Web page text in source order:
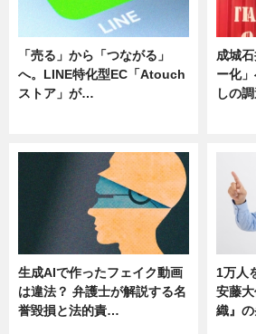
「売る」から「つながる」
へ。LINE特化型EC「Atouch
ストア」が…
成城
ー化
しの
生成AIで作ったフェイク動画
は違法？ 弁護士が解説する名
誉毀損と法的責…
1万人
安藤
織』